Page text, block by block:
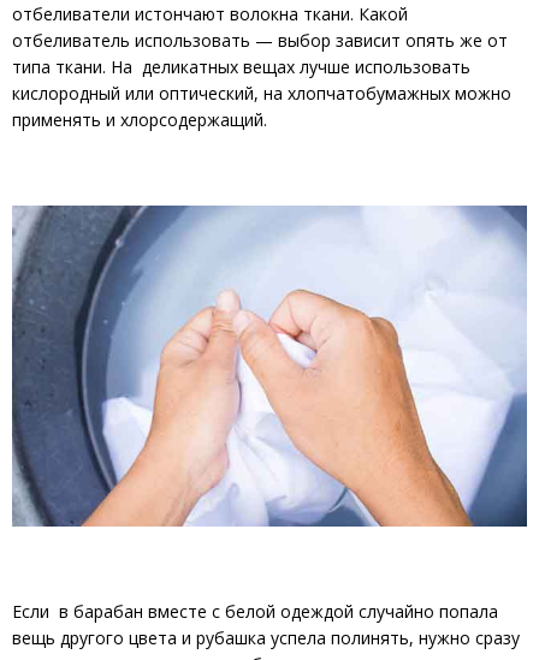
отбеливатели истончают волокна ткани. Какой
отбеливатель использовать — выбор зависит опять же от
типа ткани. На деликатных вещах лучше использовать
кислородный или оптический, на хлопчатобумажных можно
применять и хлорсодержащий.
Если в барабан вместе с белой одеждой случайно попала
вещь другого цвета и рубашка успела полинять, нужно сразу